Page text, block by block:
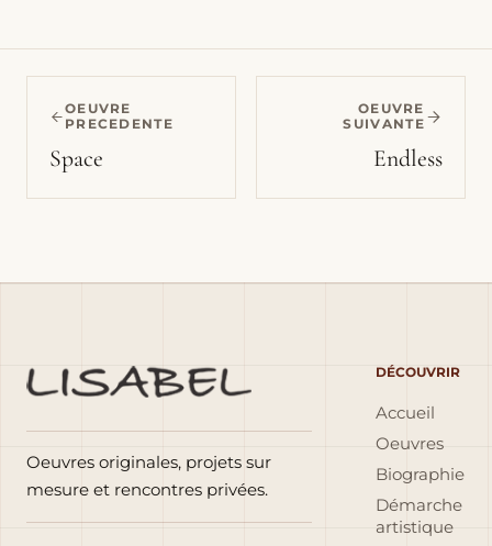
OEUVRE
PRECEDENTE
Space
OEUVRE
SUIVANTE
Endless
Oeuvres originales, projets sur
mesure et rencontres privées.
DÉCOUVRIR
Accueil
Oeuvres
Biographie
Démarche
artistique